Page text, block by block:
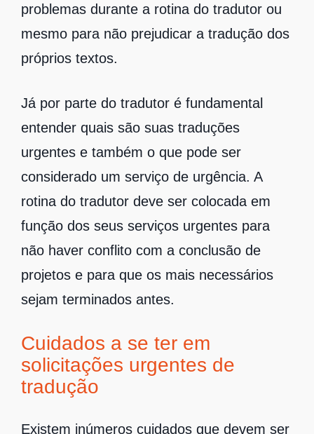
problemas durante a rotina do tradutor ou
mesmo para não prejudicar a tradução dos
próprios textos.
Já por parte do tradutor é fundamental
entender quais são suas traduções
urgentes e também o que pode ser
considerado um serviço de urgência. A
rotina do tradutor deve ser colocada em
função dos seus serviços urgentes para
não haver conflito com a conclusão de
projetos e para que os mais necessários
sejam terminados antes.
Cuidados a se ter em
solicitações urgentes de
tradução
Existem inúmeros cuidados que devem ser